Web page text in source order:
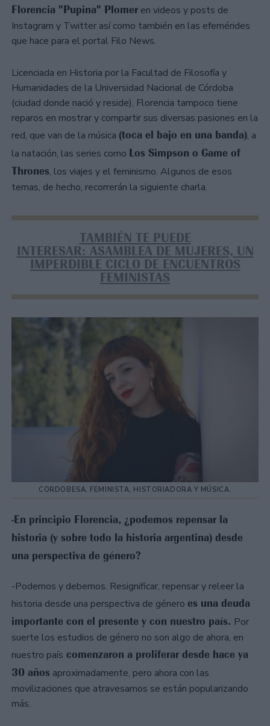
Florencia "Pupina" Plomer en videos y posts de
Instagram y Twitter así como también en las efemérides
que hace para el portal Filo News.
Licenciada en Historia por la Facultad de Filosofía y
Humanidades de la Universidad Nacional de Córdoba
(ciudad donde nació y reside), Florencia tampoco tiene
reparos en mostrar y compartir sus diversas pasiones en la
red, que van de la música (toca el bajo en una banda), a
la natación, las series como Los Simpson o Game of
Thrones, los viajes y el feminismo. Algunos de esos
temas, de hecho, recorrerán la siguiente charla.
TAMBIÉN TE PUEDE
INTERESAR: ASAMBLEA DE MUJERES, UN
IMPERDIBLE CICLO DE ENCUENTROS
FEMINISTAS
CORDOBESA, FEMINISTA, HISTORIADORA Y MÚSICA.
-En principio Florencia, ¿podemos repensar la
historia (y sobre todo la historia argentina) desde
una perspectiva de género?
-Podemos y debemos. Resignificar, repensar y releer la
historia desde una perspectiva de género es una deuda
importante con el presente y con nuestro país. Por
suerte los estudios de género no son algo de ahora, en
nuestro país comenzaron a proliferar desde hace ya
30 años aproximadamente, pero ahora con las
movilizaciones que atravesamos se están popularizando
más.